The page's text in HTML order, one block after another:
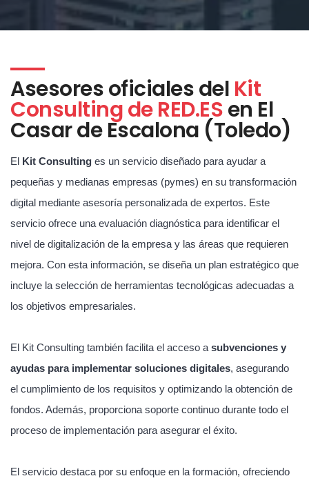
Asesores oficiales del Kit
Consulting de RED.ESen El
Casar de Escalona (Toledo)
El Kit Consulting es un servicio diseñado para ayudar a
pequeñas y medianas empresas (pymes) en su transformación
digital mediante asesoría personalizada de expertos. Este
servicio ofrece una evaluación diagnóstica para identificar el
nivel de digitalización de la empresa y las áreas que requieren
mejora. Con esta información, se diseña un plan estratégico que
incluye la selección de herramientas tecnológicas adecuadas a
los objetivos empresariales.
El Kit Consulting también facilita el acceso a subvenciones y
ayudas para implementar soluciones digitales, asegurando
el cumplimiento de los requisitos y optimizando la obtención de
fondos. Además, proporciona soporte continuo durante todo el
proceso de implementación para asegurar el éxito.
El servicio destaca por su enfoque en la formación, ofreciendo